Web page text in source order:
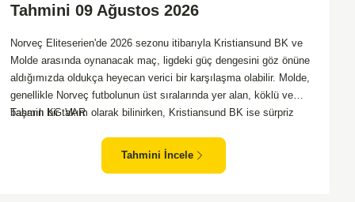
Tahmini 09 Ağustos 2026
Norveç Eliteserien'de 2026 sezonu itibarıyla Kristiansund BK ve
Molde arasında oynanacak maç, ligdeki güç dengesini göz önüne
aldığımızda oldukça heyecan verici bir karşılaşma olabilir. Molde,
genellikle Norveç futbolunun üst sıralarında yer alan, köklü ve
başarılı bir takım olarak bilinirken, Kristiansund BK ise sürpriz
sahasında oynayacak olması, saha avantajını kullanma
Tahmin KG VAR
Tahmini İncele